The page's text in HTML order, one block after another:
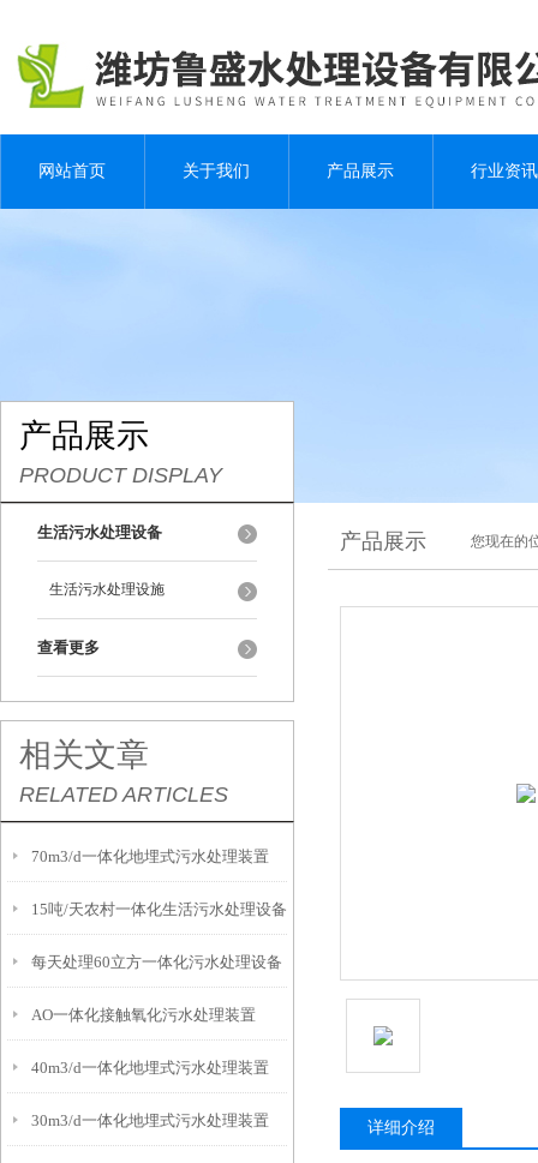
网站首页 关于我们 产品展示 行业资讯
产品展示
PRODUCT DISPLAY
生活污水处理设备
生活污水处理设施
查看更多
相关文章
RELATED ARTICLES
70m3/d一体化地埋式污水处理装置
15吨/天农村一体化生活污水处理设备
每天处理60立方一体化污水处理设备
AO一体化接触氧化污水处理装置
40m3/d一体化地埋式污水处理装置
30m3/d一体化地埋式污水处理装置
产品展示 您现在的
详细介绍